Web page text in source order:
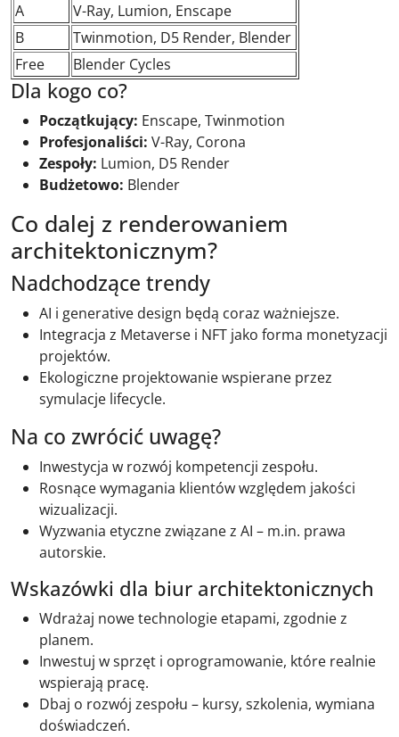
A
V-Ray, Lumion, Enscape
B
Twinmotion, D5 Render, Blender
Free
Blender Cycles
Dla kogo co?
Początkujący: Enscape, Twinmotion
Profesjonaliści: V-Ray, Corona
Zespoły: Lumion, D5 Render
Budżetowo: Blender
Co dalej z renderowaniem
architektonicznym?
Nadchodzące trendy
AI i generative design będą coraz ważniejsze.
Integracja z Metaverse i NFT jako forma monetyzacji
projektów.
Ekologiczne projektowanie wspierane przez
symulacje lifecycle.
Na co zwrócić uwagę?
Inwestycja w rozwój kompetencji zespołu.
Rosnące wymagania klientów względem jakości
wizualizacji.
Wyzwania etyczne związane z AI – m.in. prawa
autorskie.
Wskazówki dla biur architektonicznych
Wdrażaj nowe technologie etapami, zgodnie z
planem.
Inwestuj w sprzęt i oprogramowanie, które realnie
wspierają pracę.
Dbaj o rozwój zespołu – kursy, szkolenia, wymiana
doświadczeń.